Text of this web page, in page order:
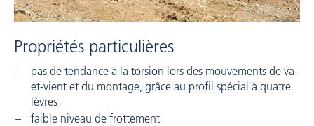
Propriétés particulières
pas de tendance à la torsion lors des mouvements de va-
et-vient et du montage, grâce au profil spécial à quatre
lèvres
faible niveau de frottement